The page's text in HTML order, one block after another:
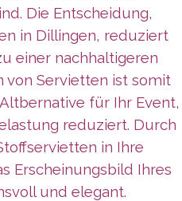
Die Entscheidung,
in Dillingen, reduziert
einer nachhaltigeren
von Servietten ist somit
für Ihr Event,
reduziert. Durch
in Ihre
Erscheinungsbild Ihres
und elegant.